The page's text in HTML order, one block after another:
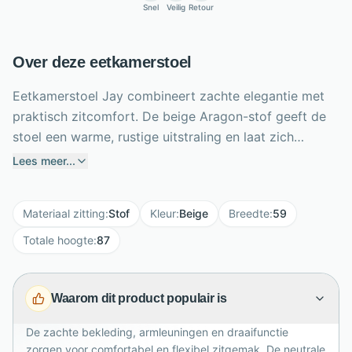
Snel Veilig Retour
Over deze eetkamerstoel
Eetkamerstoel Jay combineert zachte elegantie met
praktisch zitcomfort. De beige Aragon-stof geeft de
stoel een warme, rustige uitstraling en laat zich
gemakkelijk combineren met verschillende eettafels.
gezellige avonden. Het zwarte metalen onderstel
zorgt voor een modern contrast en maakt de stoel
diepte van 64 cm en totale hoogte van 87 cm heeft
Jay een royale vorm. Deze stijlvolle eetkamerstoel
minimalistische interieurs en brengt direct sfeer rond
Lees meer...
Materiaal zitting:Stof Kleur:Beige Breedte:59
Totale hoogte:87
Waarom dit product populair is
De zachte bekleding, armleuningen en draaifunctie
zorgen voor comfortabel en flexibel zitgemak. De neutrale